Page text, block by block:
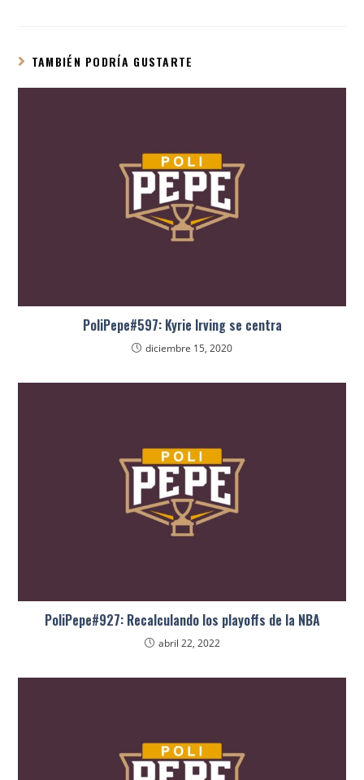
TAMBIÉN PODRÍA GUSTARTE
PoliPepe#597: Kyrie Irving se centra
diciembre 15, 2020
PoliPepe#927: Recalculando los playoffs de la NBA
abril 22, 2022